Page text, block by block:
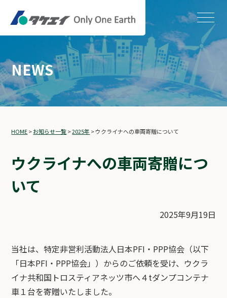
NEWS
HOME>お知らせ一覧>2025年 >ウクライナへの車両寄贈について
ウクライナへの車両寄贈につ
いて
2025年9月19日
当社は、特定非営利活動法人日本PFI ・ PPP協会（以下
「日本PFI ・ PPP協会」）からのご依頼を受け、ウクラ
イナ共和国トロスティアネッツ市へ４tダンプコンテナ
車１台を寄贈いたしました。